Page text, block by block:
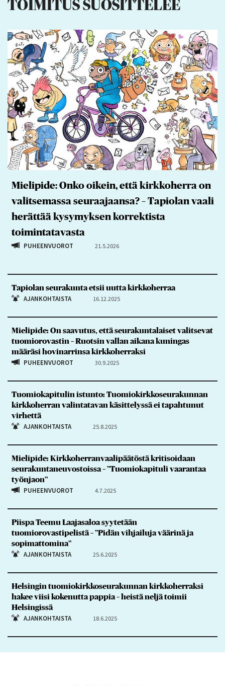
TOIMITUS SUOSITTELEE
Mielipide: Onko oikein, että kirkkoherra on
valitsemassa seuraajaansa? – Tapiolan vaali
herättää kysymyksen korrektista
toimintatavasta
PUHEENVUOROT 21.5.2026
Tapiolan seurakunta etsii uutta kirkkoherraa
AJANKOHTAISTA 16.12.2025
Mielipide: On saavutus, että seurakuntalaiset valitsevat
tuomiorovastin – Ruotsin vallan aikana kuningas
määräsi hovinarrinsa kirkkoherraksi
PUHEENVUOROT 30.9.2025
Tuomiokapitulin istunto: Tuomiokirkkoseurakunnan
kirkkoherran valintatavan käsittelyssä ei tapahtunut
virhettä
AJANKOHTAISTA 25.8.2025
Mielipide: Kirkkoherranvaalipäätöstä kritisoidaan
seurakuntaneuvostoissa – ”Tuomiokapituli vaarantaa
työnjaon”
PUHEENVUOROT 4.7.2025
Piispa Teemu Laajasaloa syytetään
tuomiorovastipelistä – ”Pidän vihjailuja väärinä ja
sopimattomina”
AJANKOHTAISTA 25.6.2025
Helsingin tuomiokirkkoseurakunnan kirkkoherraksi
hakee viisi kokenutta pappia – heistä neljä toimii
Helsingissä
AJANKOHTAISTA 18.6.2025